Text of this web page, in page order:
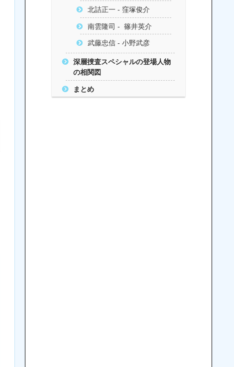
北詰正一 - 窪塚俊介
南雲隆司 - 篠井英介
武藤忠信 - 小野武彦
深層捜査スペシャルの登場人物
の相関図
まとめ